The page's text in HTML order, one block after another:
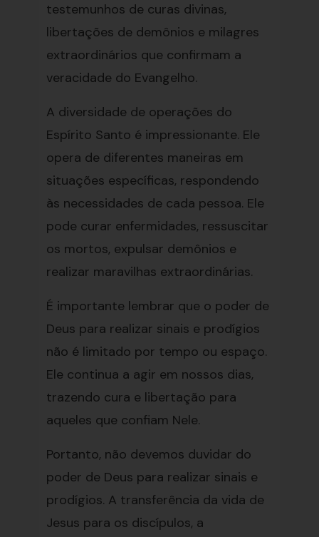
testemunhos de curas divinas,
libertações de demônios e milagres
extraordinários que confirmam a
veracidade do Evangelho.
A diversidade de operações do
Espírito Santo é impressionante. Ele
opera de diferentes maneiras em
situações específicas, respondendo
às necessidades de cada pessoa. Ele
pode curar enfermidades, ressuscitar
os mortos, expulsar demônios e
realizar maravilhas extraordinárias.
É importante lembrar que o poder de
Deus para realizar sinais e prodígios
não é limitado por tempo ou espaço.
Ele continua a agir em nossos dias,
trazendo cura e libertação para
aqueles que confiam Nele.
Portanto, não devemos duvidar do
poder de Deus para realizar sinais e
prodígios. A transferência da vida de
Jesus para os discípulos, a